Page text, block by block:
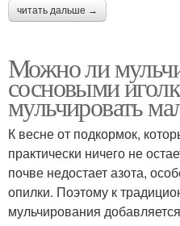
читать дальше →
Можно ли
сосновыми
мульчировать
К весне от подкормок,
практически ничего не
почве недостает азота,
опилки. Поэтому к
мульчирования